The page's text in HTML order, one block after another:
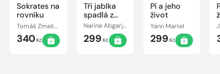
Sokrates na
rovníku
Tomáš Zmeškal
340Kč
Tři jablka
spadlá z
nebe
Narine Abgarjanová
299 Kč
Pí a jeho
život
Yann Martel
299 Kč